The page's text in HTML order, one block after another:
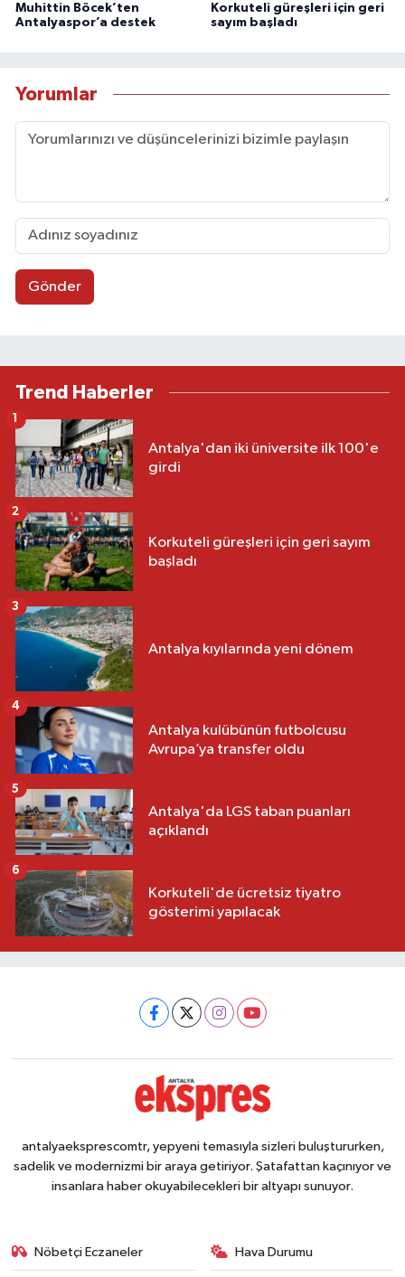
Muhittin Böcek’ten
Antalyaspor’a destek
Korkuteli güreşleri için geri
sayım başladı
Yorumlar
Gönder
Trend Haberler
Antalya'dan iki üniversite ilk 100'e
girdi
Korkuteli güreşleri için geri sayım
başladı
2
Antalya kıyılarında yeni dönem
3
Antalya kulübünün futbolcusu
Avrupa’ya transfer oldu
4
Antalya'da LGS taban puanları
açıklandı
5
Korkuteli'de ücretsiz tiyatro
gösterimi yapılacak
6
antalyaeksprescomtr, yepyeni temasıyla sizleri buluştururken,
sadelik ve modernizmi bir araya getiriyor. Şatafattan kaçınıyor ve
insanlara haber okuyabilecekleri bir altyapı sunuyor.
Nöbetçi Eczaneler Hava Durumu